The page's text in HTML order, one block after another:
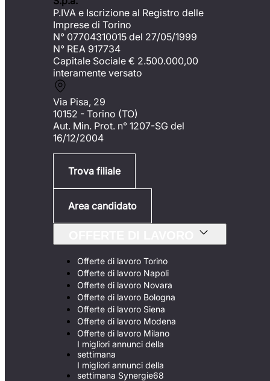
P.IVA e Iscrizione al Registro delle
Imprese di Torino
N° 07704310015 del 27/05/1999
N° REA 917734
Capitale Sociale € 2.500.000,00
interamente versato
Via Pisa, 29
10152 - Torino (TO)
Aut. Min. Prot. n° 1207-SG del
16/12/2004
Trova filiale
Area candidato
Offerte di lavoro Torino
Offerte di lavoro Napoli
Offerte di lavoro Novara
Offerte di lavoro Bologna
Offerte di lavoro Siena
Offerte di lavoro Modena
Offerte di lavoro Milano
I migliori annunci della
settimana
I migliori annunci della
settimana Synergie68